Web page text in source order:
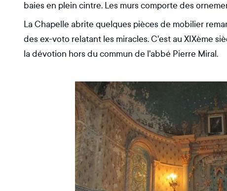
baies en plein cintre. Les murs comporte des
La Chapelle abrite quelques pièces de mobilier
des ex-voto relatant les miracles. C'est au XIXème
la dévotion hors du commun de l'abbé Pierre Miral.